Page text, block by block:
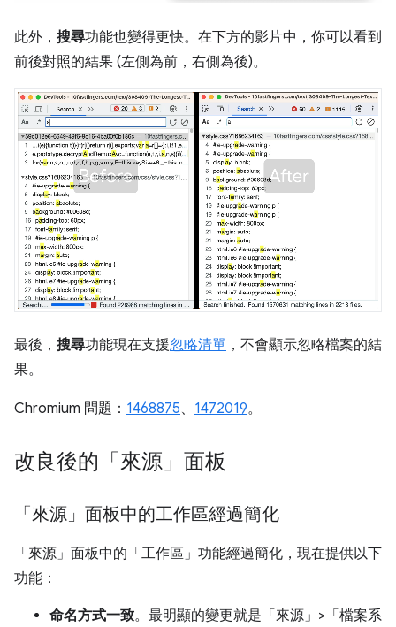
此外， 搜尋功能也變得更快。在下方的影片中，你可以看到
前後對照的結果 (左側為前，右側為後)。
最後， 搜尋功能現在支援忽略清單 ，不會顯示忽略檔案的結
果。
Chromium 問題： 1468875、 1472019。
改良後的「來源」面板
「來源」面板中的工作區經過簡化
「來源」 面板中的「工作區」 功能經過簡化，現在提供以下
功能：
命名方式一致。最明顯的變更就是「來源」>「檔案系